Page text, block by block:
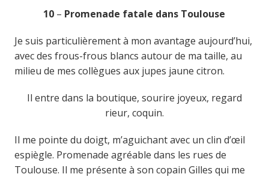
10 – Promenade fatale dans Toulouse
Je suis particulièrement à mon avantage aujourd’hui,
avec des frous-frous blancs autour de ma taille, au
milieu de mes collègues aux jupes jaune citron.
Il entre dans la boutique, sourire joyeux, regard
rieur, coquin.
Il me pointe du doigt, m’aguichant avec un clin d’œil
espiègle. Promenade agréable dans les rues de
Toulouse. Il me présente à son copain Gilles qui me